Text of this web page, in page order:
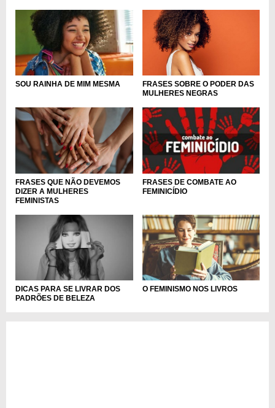
SOU RAINHA DE MIM MESMA
FRASES SOBRE O PODER DAS
MULHERES NEGRAS
FRASES QUE NÃO DEVEMOS
DIZER A MULHERES
FEMINISTAS
FRASES DE COMBATE AO
FEMINICÍDIO
DICAS PARA SE LIVRAR DOS
PADRÕES DE BELEZA
O FEMINISMO NOS LIVROS